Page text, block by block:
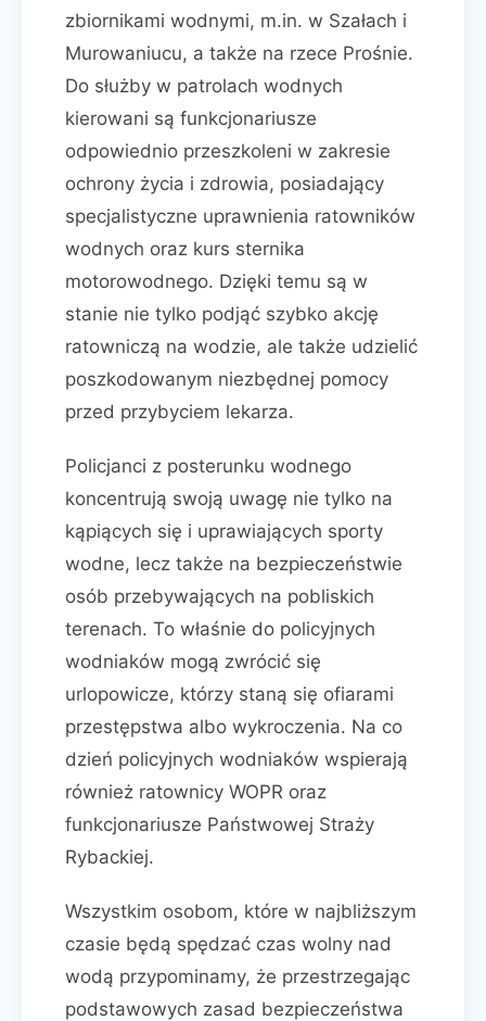
zbiornikami wodnymi, m.in. w Szałach i
Murowaniucu, a także na rzece Prośnie.
Do służby w patrolach wodnych
kierowani są funkcjonariusze
odpowiednio przeszkoleni w zakresie
ochrony życia i zdrowia, posiadający
specjalistyczne uprawnienia ratowników
wodnych oraz kurs sternika
motorowodnego. Dzięki temu są w
stanie nie tylko podjąć szybko akcję
ratowniczą na wodzie, ale także udzielić
poszkodowanym niezbędnej pomocy
przed przybyciem lekarza.
Policjanci z posterunku wodnego
koncentrują swoją uwagę nie tylko na
kąpiących się i uprawiających sporty
wodne, lecz także na bezpieczeństwie
osób przebywających na pobliskich
terenach. To właśnie do policyjnych
wodniaków mogą zwrócić się
urlopowicze, którzy staną się ofiarami
przestępstwa albo wykroczenia. Na co
dzień policyjnych wodniaków wspierają
również ratownicy WOPR oraz
funkcjonariusze Państwowej Straży
Rybackiej.
Wszystkim osobom, które w najbliższym
czasie będą spędzać czas wolny nad
wodą przypominamy, że przestrzegając
podstawowych zasad bezpieczeństwa